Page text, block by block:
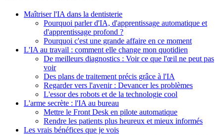
Maîtriser l'IA dans la dentisterie
Pourquoi parler d'IA, d'apprentissage automatique et
d'apprentissage profond ?
Pourquoi c'est une grande affaire en ce moment
L'IA au travail : comment elle change mon quotidien
De meilleurs diagnostics : Voir ce que l'œil ne peut pas
voir
Des plans de traitement précis grâce à l'IA
Regarder vers l'avenir : Devancer les problèmes
L'essor des robots et de la technologie cool
L'arme secrète : l'IA au bureau
Mettre le Front Desk en pilote automatique
Rendre les patients plus heureux et mieux informés
Les vrais bénéfices que je vois